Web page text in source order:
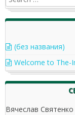
(без названия)
Welcome to The-
Вячеслав Святенко